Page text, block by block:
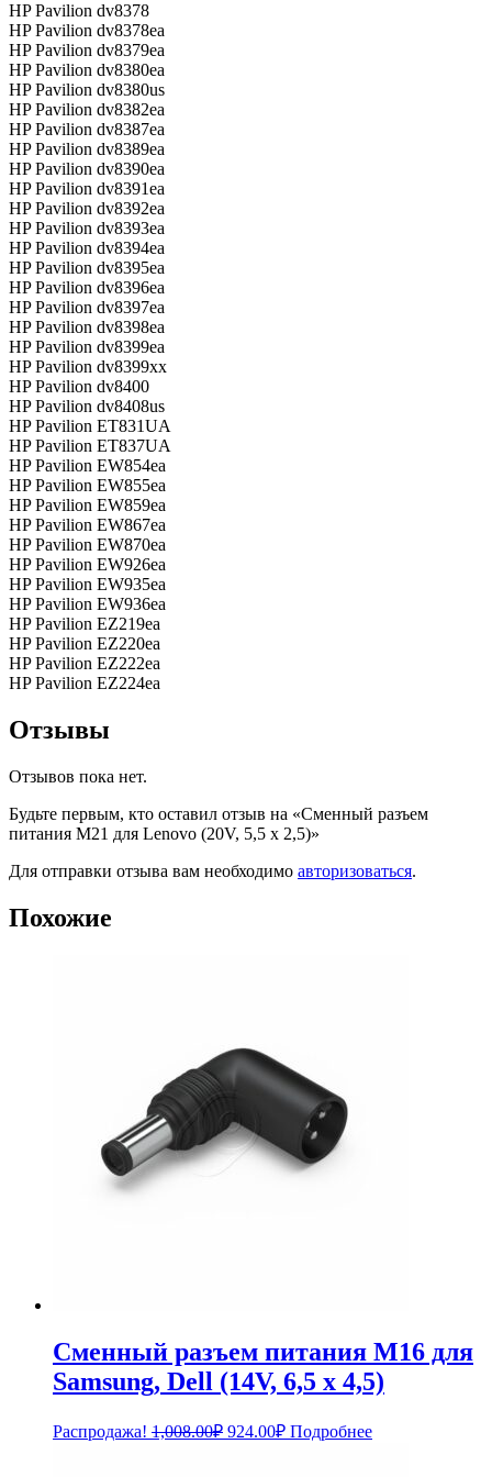
HP Pavilion dv8378
HP Pavilion dv8378ea
HP Pavilion dv8379ea
HP Pavilion dv8380ea
HP Pavilion dv8380us
HP Pavilion dv8382ea
HP Pavilion dv8387ea
HP Pavilion dv8389ea
HP Pavilion dv8390ea
HP Pavilion dv8391ea
HP Pavilion dv8392ea
HP Pavilion dv8393ea
HP Pavilion dv8394ea
HP Pavilion dv8395ea
HP Pavilion dv8396ea
HP Pavilion dv8397ea
HP Pavilion dv8398ea
HP Pavilion dv8399ea
HP Pavilion dv8399xx
HP Pavilion dv8400
HP Pavilion dv8408us
HP Pavilion ET831UA
HP Pavilion ET837UA
HP Pavilion EW854ea
HP Pavilion EW855ea
HP Pavilion EW859ea
HP Pavilion EW867ea
HP Pavilion EW870ea
HP Pavilion EW926ea
HP Pavilion EW935ea
HP Pavilion EW936ea
HP Pavilion EZ219ea
HP Pavilion EZ220ea
HP Pavilion EZ222ea
HP Pavilion EZ224ea
Отзывы
Отзывов пока нет.
Будьте первым, кто оставил отзыв на «Сменный разъем
питания M21 для Lenovo (20V, 5,5 x 2,5)»
Для отправки отзыва вам необходимо авторизоваться.
Похожие
Сменный разъем питания M16 для
Samsung, Dell (14V, 6,5 x 4,5)
Распродажа! 1,008.00₽ Первоначальная
924.00₽Текущая
цена:
Подробнее